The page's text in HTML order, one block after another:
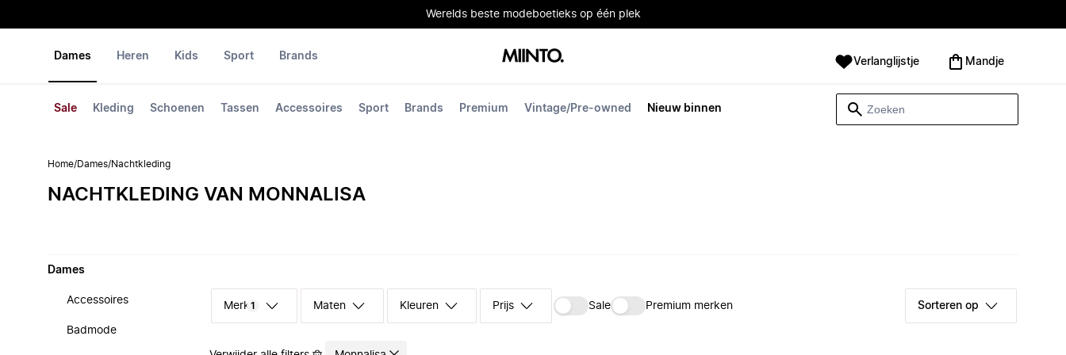
Werelds beste modeboetieks op één plek
Dames
Sale Kleding Schoenen Tassen Accessoires Sport Brands Premium Vintage/Pre-owned Nieuw binnen
Heren Kids Sport Brands Verlanglijstje Mandje
Home/Dames/Nachtkleding
NACHTKLEDING VAN MONNALISA
Dames
Accessoires
Badmode
Merk 1 Maten Kleuren Prijs Sale Premium merken Sorteren op